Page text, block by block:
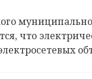
что